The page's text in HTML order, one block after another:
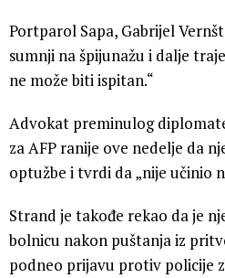
Portparol Sapa, Gabrijel
sumnji na špijunažu i dalje
ne može biti ispitan.“
Advokat preminulog
za AFP ranije ove nedelje da
optužbe i tvrdi da „nije učinio
Strand je takođe rekao da je
bolnicu nakon puštanja iz
podneo prijavu protiv policije